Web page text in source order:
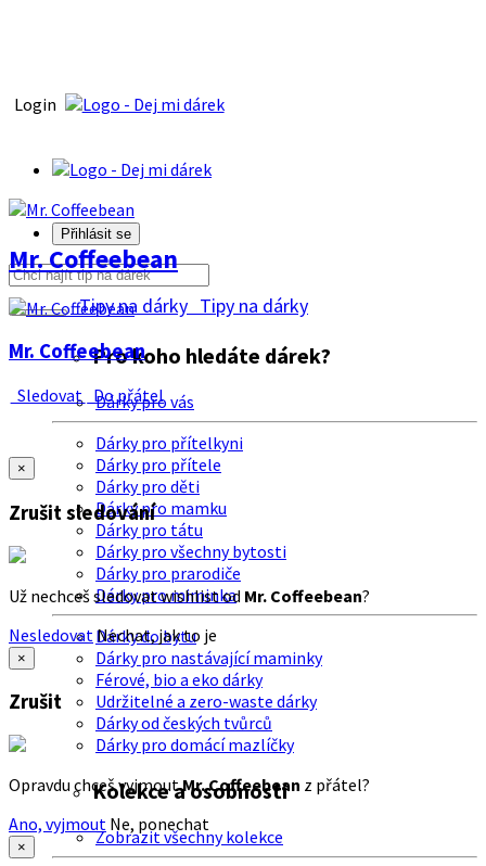
Login
Přihlásit se
Tipy na dárky Tipy na dárky
Pro koho hledáte dárek?
Dárky pro vás
Dárky pro přítelkyni
Dárky pro přítele
Dárky pro děti
Dárky pro mamku
Dárky pro tátu
Dárky pro všechny bytosti
Dárky pro prarodiče
Dárky pro miminka
Dárky do bytu
Dárky pro nastávající maminky
Férové, bio a eko dárky
Udržitelné a zero-waste dárky
Dárky od českých tvůrců
Dárky pro domácí mazlíčky
Kolekce a osobnosti
Zobrazit všechny kolekce
Mr. Coffeebean
Mr. Coffeebean
Sledovat Do přátel
×
Zrušit sledování
Už nechceš sledovat wishlist od Mr. Coffeebean?
Nesledovat Nechat, jak to je
×
Zrušit
Opravdu chceš vyjmoutMr. Coffeebean z přátel?
Ano, vyjmout Ne, ponechat
×